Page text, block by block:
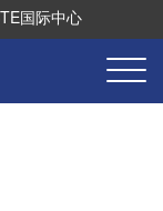
国际中心